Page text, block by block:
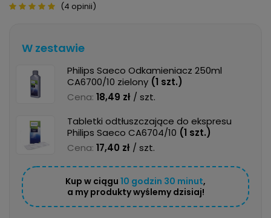
(4 opinii)
W zestawie
Philips Saeco Odkamieniacz 250ml
CA6700/10 zielony (1 szt.)
Cena: 18,49 zł / szt.
Tabletki odtłuszczające do ekspresu
Philips Saeco CA6704/10 (1 szt.)
Cena: 17,40 zł / szt.
Kup w ciągu 10 godzin 30 minut,
a my produkty wyślemy dzisiaj!